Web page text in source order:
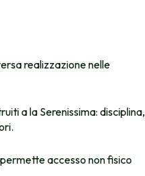
realizzazione nelle
a la Serenissima: disciplina,
accesso non fisico